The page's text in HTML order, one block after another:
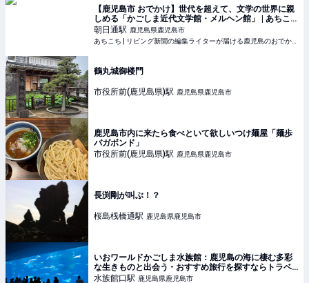
【鹿児島市 おでかけ】世代を超えて、文学の世界に親
しめる「かごしま近代文学館・メルヘン館」 | あちこ
ち | リビング新聞の編集ライターが届ける鹿児島のお
でかけ情報
朝日通駅 鹿児島県鹿児島市
鶴丸城御楼門
市役所前(鹿児島県)駅 鹿児島県鹿児島市
鹿児島市内に来たら食べといて欲しいつけ麺屋「麺歩
バガボンド」
市役所前(鹿児島県)駅 鹿児島県鹿児島市
長渕剛が叫ぶ！？
桜島桟橋通駅 鹿児島県鹿児島市
いおワールドかごしま水族館：鹿児島の海に棲む多彩
な生きものと出会う - おすすめ旅行を探すならトラベ
ルブック(TravelBook)
水族館口駅 鹿児島県鹿児島市